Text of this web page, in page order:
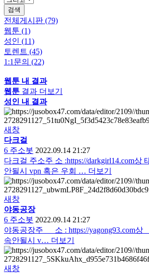
검색
전체게시판 (79)
웹툰 (1)
성인 (11)
토렌트 (45)
1:1문의 (22)
웹툰 내 결과
웹툰 결과 더보기
성인 내 결과
새창
다크걸
6 주소봇 2022.09.14 21:27
다크걸 주소주 소 :https://darkgirl14.com상
안될시 vpn 혹은 우회 … 더보기
새창
야동공장
6 주소봇 2022.09.14 21:27
야동공장주 소 : https://yagong93.com
속안될시 v… 더보기
새창